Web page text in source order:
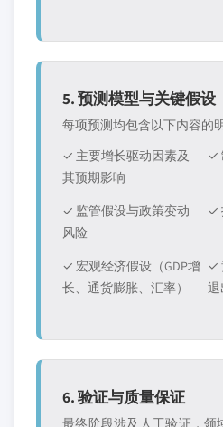
5. 预测模型与关键假设
每项预测均包含以下内容的
✓ 主要增长驱动因素及
其预期影响
✓
✓ 监管假设与政策变动
风险
✓
✓ 宏观经济假设（GDP增
长、通货膨胀、汇率）
✓
退
6. 验证与质量保证
最终阶段涉及人工验证，领